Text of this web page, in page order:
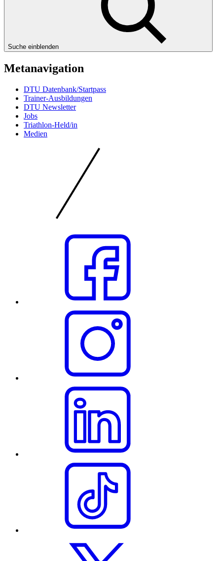
Suche einblenden
Metanavigation
DTU Datenbank/Startpass
Trainer-Ausbildungen
DTU Newsletter
Jobs
Triathlon-Held/in
Medien